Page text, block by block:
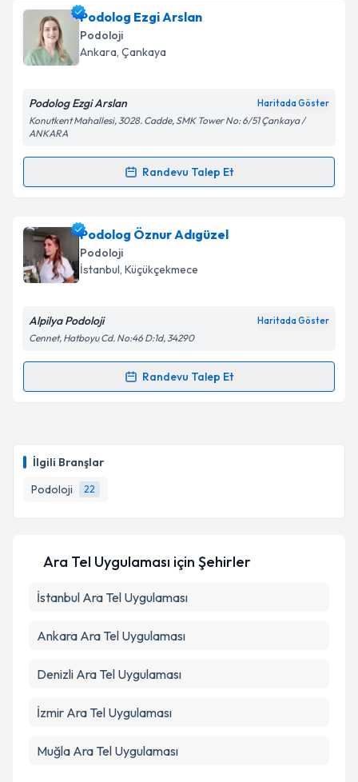
İlgili Branşlar
Podoloji
22
Podolog Ezgi Arslan
Podoloji
Ankara, Çankaya
Podolog Ezgi Arslan Haritada Göster
Konutkent Mahallesi, 3028. Cadde, SMK Tower No: 6/51 Çankaya /
ANKARA
Randevu Talep Et
Randevu Takvimi Talebi
Podolog Ezgi Arslaniçin randevu takvimi talebi
oluşturun. Size bu uzmandan randevu almanız için bir
takvim hazırlandığında e-posta ile bilgilendireceğiz.
Kişisel verilerimin işlenmesine ilişkin
Metni'ni okudum ve kişisel verilerimin belirtilen
Podolog Öznur Adıgüzel
Podoloji
İstanbul, Küçükçekmece
Alpilya Podoloji Haritada Göster
Cennet, Hatboyu Cd. No:46 D:1d, 34290
Randevu Talep Et
Randevu Takvimi Talebi
takvim hazırlandığında e-posta ile bilgilendireceğiz.
E-posta Adresiniz
Metni 'ni okudum ve kişisel verilerimin belirtilen
Ara Tel Uygulaması için Şehirler
İstanbul Ara Tel Uygulaması
Ankara Ara Tel Uygulaması
Denizli Ara Tel Uygulaması
İzmir Ara Tel Uygulaması
Muğla Ara Tel Uygulaması